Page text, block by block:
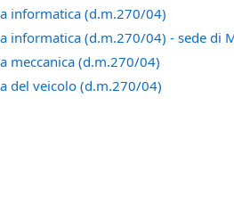
informatica (d.m.270/04)
informatica (d.m.270/04) - sede di
meccanica (d.m.270/04)
del veicolo (d.m.270/04)